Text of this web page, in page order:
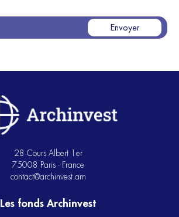
28 Cours Albert 1er
75008 Paris - France
contact@archinvest.am
Les fonds Archinvest